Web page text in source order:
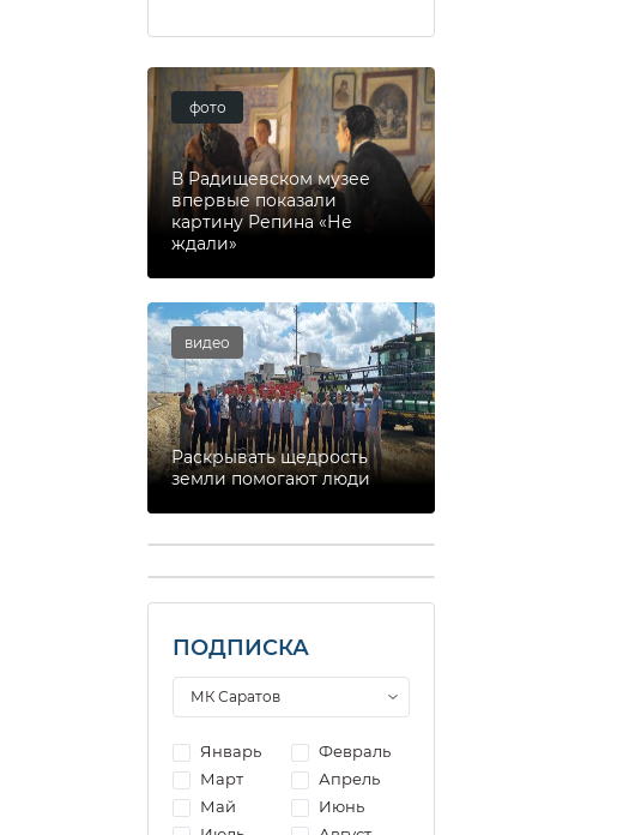
фото
В Радищевском музее
впервые показали
картину Репина «Не
ждали»
видео
Раскрывать щедрость
земли помогают люди
ПОДПИСКА
Январь
Февраль
Март
Апрель
Май
Июнь